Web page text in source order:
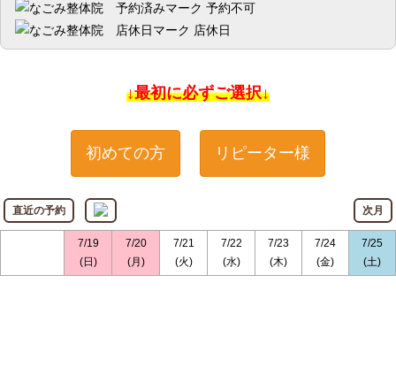
予約不可
店休日
↓最初に必ずご選択↓
初めての方 リピーター様
直近の予約 次月
7/19
(日)
7/20
(月)
7/21
(火)
7/22
(水)
7/23
(木)
7/24
(金)
7/25
(土)